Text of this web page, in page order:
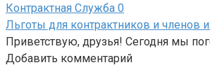
Контрактная Служба 0
Льготы для контрактников и
Приветствую, друзья! Сегодня мы
Добавить комментарий